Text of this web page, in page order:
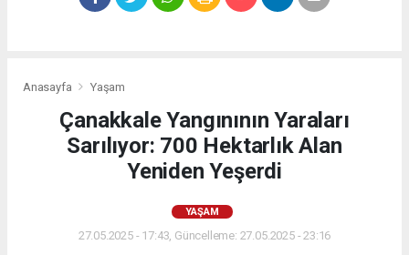
Anasayfa Yaşam
Çanakkale Yangınının Yaraları
Sarılıyor: 700 Hektarlık Alan
Yeniden Yeşerdi
YAŞAM
27.05.2025 - 17:43, Güncelleme: 27.05.2025 - 23:16